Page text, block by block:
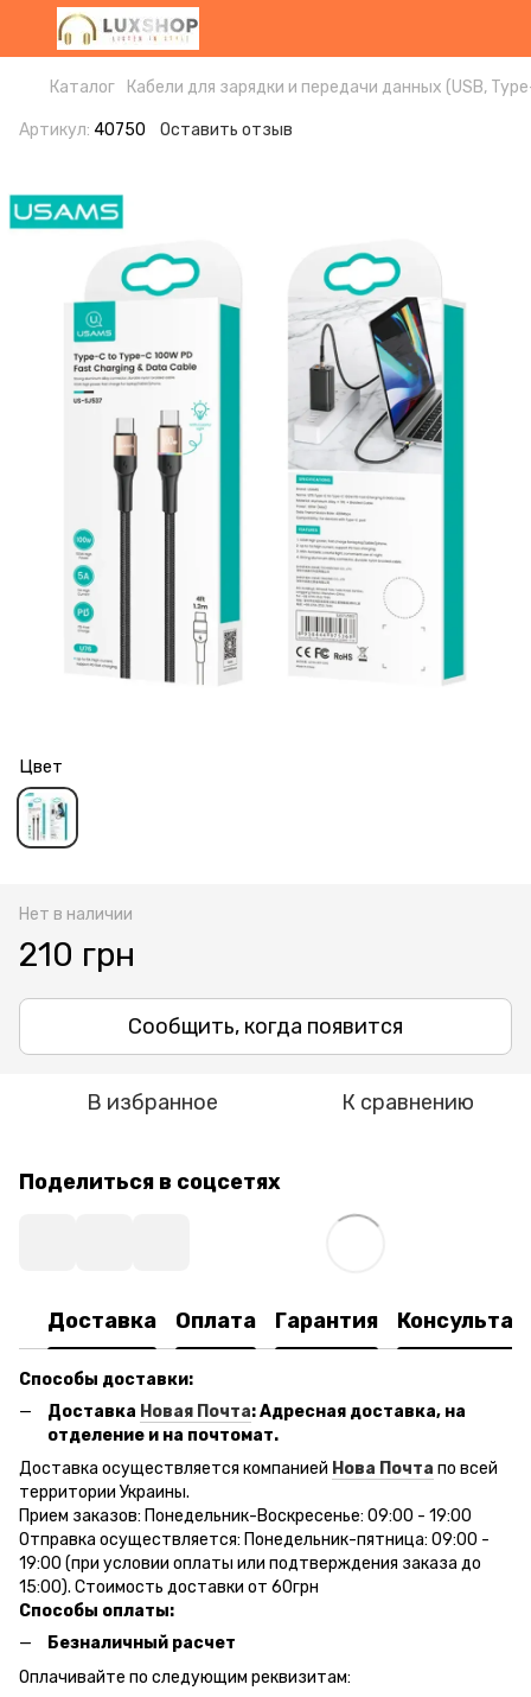
Каталог Кабели для зарядки и передачи данных (USB,
Артикул: 40750 Оставить отзыв
Цвет
Нет в наличии
210 грн
Сообщить, когда появится
В избранное К сравнению
Поделиться в соцсетях
Доставка Оплата Гарантия
Способы доставки:
Доставка Новая Почта: Адресная доставка, на
отделение и на почтомат.
Доставка осуществляется компанией Нова Почта по всей
территории Украины.
Прием заказов: Понедельник-Воскресенье: 09:00 - 19:00
Отправка осуществляется: Понедельник-пятница: 09:00 -
19:00 (при условии оплаты или подтверждения заказа до
15:00). Стоимость доставки от 60грн
Способы оплаты:
Безналичный расчет
Оплачивайте по следующим реквизитам: